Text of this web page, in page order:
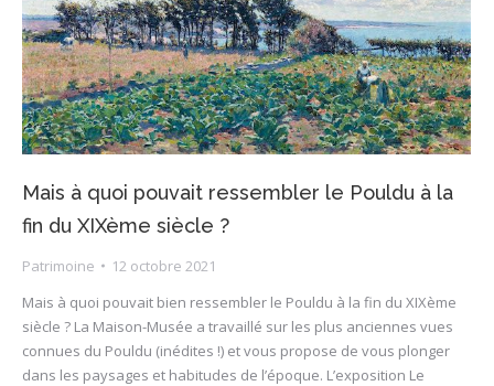
Mais à quoi pouvait ressembler le Pouldu à la
fin du XIXème siècle ?
Patrimoine
12 octobre 2021
Mais à quoi pouvait bien ressembler le Pouldu à la fin du XIXème
siècle ? La Maison-Musée a travaillé sur les plus anciennes vues
connues du Pouldu (inédites !) et vous propose de vous plonger
dans les paysages et habitudes de l’époque. L’exposition Le